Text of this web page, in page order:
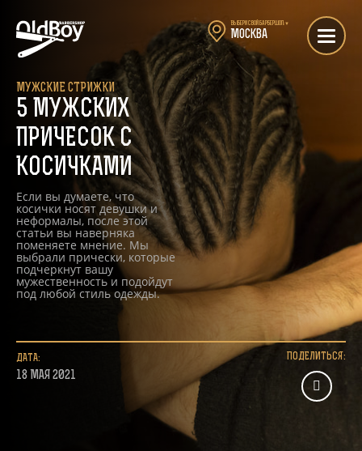
Выбери свой барбершоп:▼
Москва
МУЖСКИЕ СТРИЖКИ
5 МУЖСКИХ
ПРИЧЕСОК С
КОСИЧКАМИ
Если вы думаете, что
косички носят девушки и
неформалы, после этой
статьи вы наверняка
поменяете мнение. Мы
выбрали прически, которые
подчеркнут вашу
мужественность и подойдут
под любой стиль одежды.
ДАТА:
18 МАЯ 2021
ПОДЕЛИТЬСЯ: